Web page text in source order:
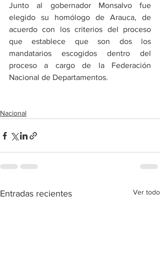
Junto al gobernador Monsalvo fue
elegido su homólogo de Arauca, de
acuerdo con los criterios del proceso
que establece que son dos los
mandatarios escogidos dentro del
proceso a cargo de la Federación
Nacional de Departamentos.
Nacional
Entradas recientes Ver todo